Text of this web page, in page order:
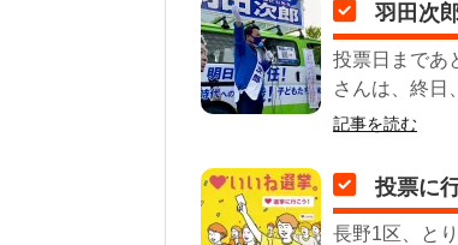
羽田次
投票日まであ
さんは、終日
記事を読む
投票に
長野1区、と